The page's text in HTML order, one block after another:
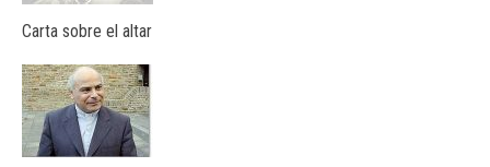
Carta sobre el altar